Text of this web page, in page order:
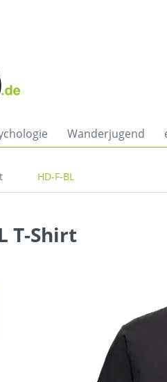
Wanderjugend
HD-F-BL
T-Shirt